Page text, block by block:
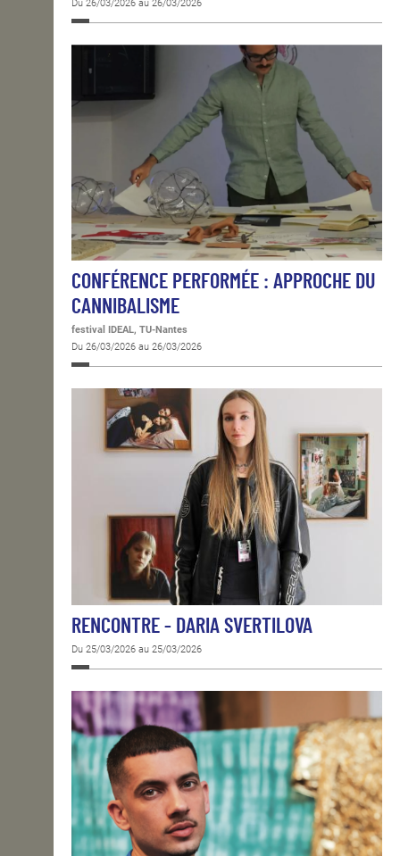
Du 26/03/2026 au 26/03/2026
CONFÉRENCE PERFORMÉE : APPROCHE DU
CANNIBALISME
festival IDEAL, TU-Nantes
Du 26/03/2026 au 26/03/2026
RENCONTRE - DARIA SVERTILOVA
Du 25/03/2026 au 25/03/2026